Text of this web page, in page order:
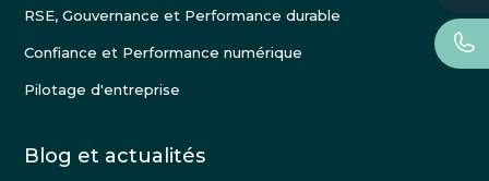
RSE, Gouvernance et Performance durable
Confiance et Performance numérique
Pilotage d'entreprise
Blog et actualités